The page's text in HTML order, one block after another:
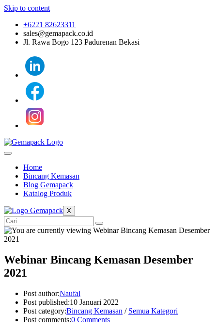
Skip to content
+6221 82623311
sales@gemapack.co.id
Jl. Rawa Bogo 123 Padurenan Bekasi
Home
Bincang Kemasan
Blog Gemapack
Katalog Produk
X
Webinar Bincang Kemasan Desember
2021
Post author:Naufal
Post published:10 Januari 2022
Post category:Bincang Kemasan / Semua Kategori
Post comments:0 Comments